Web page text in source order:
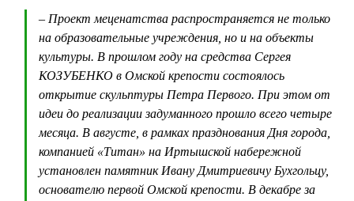
– Проект меценатства распространяется не только
на образовательные учреждения, но и на объекты
культуры. В прошлом году на средства Сергея
КОЗУБЕНКО в Омской крепости состоялось
открытие скульптуры Петра Первого. При этом от
идеи до реализации задуманного прошло всего четыре
месяца. В августе, в рамках празднования Дня города,
компанией «Титан» на Иртышской набережной
установлен памятник Ивану Дмитриевичу Бухгольцу,
основателю первой Омской крепости. В декабре за